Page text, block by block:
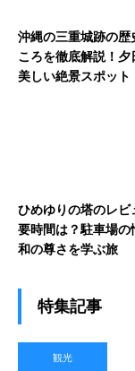
沖縄の三重城跡の歴
ころを徹底解説！夕
美しい絶景スポット
ひめゆりの塔のレビ
要時間は？駐車場の
和の尊さを学ぶ旅
特集記事
観光